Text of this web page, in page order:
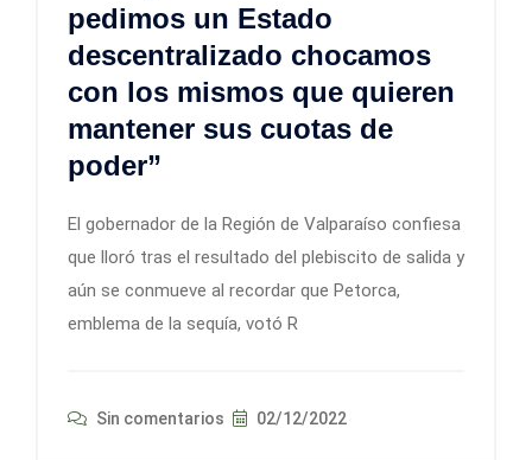
pedimos un Estado
descentralizado chocamos
con los mismos que quieren
mantener sus cuotas de
poder”
El gobernador de la Región de Valparaíso confiesa
que lloró tras el resultado del plebiscito de salida y
aún se conmueve al recordar que Petorca,
emblema de la sequía, votó R
Sin comentarios 02/12/2022